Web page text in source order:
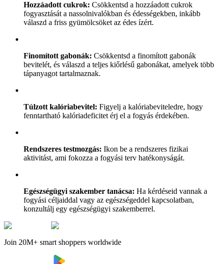
Hozzáadott cukrok: Csökkentsd a hozzáadott cukrok
fogyasztását a nassolnivalókban és édességekben, inkább
válaszd a friss gyümölcsöket az édes ízért.
Finomított gabonák: Csökkentsd a finomított gabonák
bevitelét, és válaszd a teljes kiőrlésű gabonákat, amelyek több
tápanyagot tartalmaznak.
Túlzott kalóriabevitel: Figyelj a kalóriabeviteledre, hogy
fenntartható kalóriadeficitet érj el a fogyás érdekében.
Rendszeres testmozgás: Ikon be a rendszeres fizikai
aktivitást, ami fokozza a fogyási terv hatékonyságát.
Egészségügyi szakember tanácsa: Ha kérdéseid vannak a
fogyási céljaiddal vagy az egészségeddel kapcsolatban,
konzultálj egy egészségügyi szakemberrel.
Join 20M+ smart shoppers worldwide